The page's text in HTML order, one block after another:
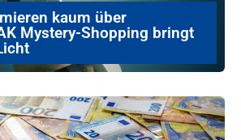
kaum über
Mystery-Shopping bringt